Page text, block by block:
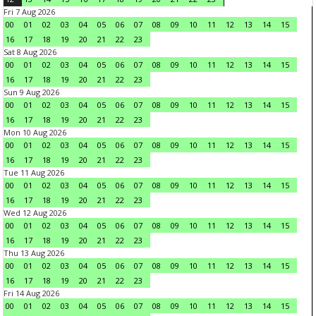
Fri 7 Aug 2026
00
01 02 03 04 05 06 07 08 09 10 11 12 13 14
15
16
17 18 19 20 21 22
23
Sat 8 Aug 2026
00
01 02 03 04 05 06 07 08 09 10 11 12 13 14
15
16
17 18 19 20 21 22
23
Sun 9 Aug 2026
00
01 02 03 04 05 06 07 08 09 10 11 12 13 14
15
16
17 18 19 20 21 22
23
Mon 10 Aug 2026
00
01 02 03 04 05 06 07 08 09 10 11 12 13 14
15
16
17 18 19 20 21 22
23
Tue 11 Aug 2026
00
01 02 03 04 05 06 07 08 09 10 11 12 13 14
15
16
17 18 19 20 21 22
23
Wed 12 Aug 2026
00
01 02 03 04 05 06 07 08 09 10 11 12 13 14
15
16
17 18 19 20 21 22
23
Thu 13 Aug 2026
00
01 02 03 04 05 06 07 08 09 10 11 12 13 14
15
16
17 18 19 20 21 22
23
Fri 14 Aug 2026
00
01 02 03 04 05 06 07 08 09 10 11 12 13 14
15